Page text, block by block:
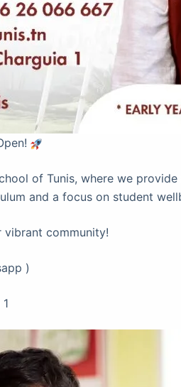
of Tunis, where we
and a focus on student
community!
)